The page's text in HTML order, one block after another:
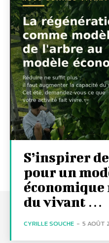
S’inspirer
pour un
du vivant …
CYRILLE SOUCHE - 5 AOÛT